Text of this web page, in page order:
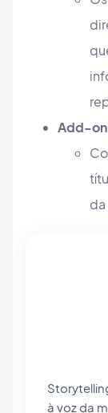
Add-on
Storytelling &
à voz da